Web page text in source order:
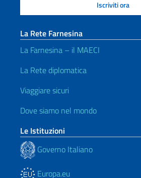
La Rete Farnesina
La Farnesina – il MAECI
La Rete diplomatica
Viaggiare sicuri
Dove siamo nel mondo
Le Istituzioni
Governo Italiano
Europa.eu